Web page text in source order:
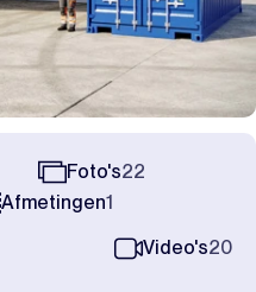
Foto's22
Afmetingen1
Video's20